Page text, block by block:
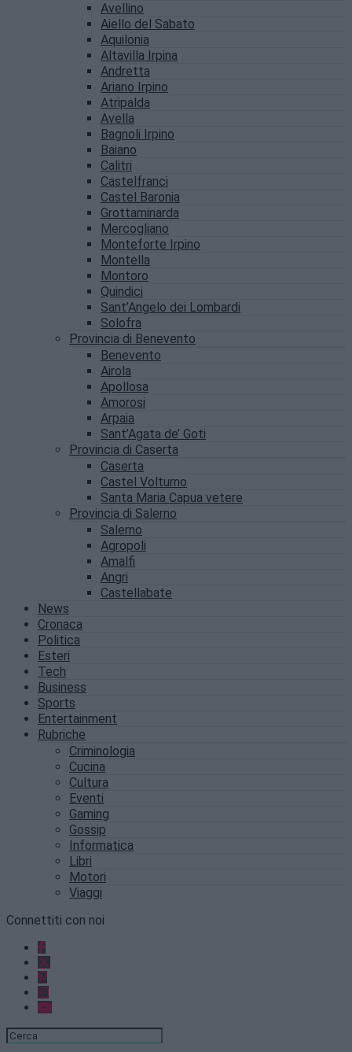
Avellino
Aiello del Sabato
Aquilonia
Altavilla Irpina
Andretta
Ariano Irpino
Atripalda
Avella
Bagnoli Irpino
Baiano
Calitri
Castelfranci
Castel Baronia
Grottaminarda
Mercogliano
Monteforte Irpino
Montella
Montoro
Quindici
Sant’Angelo dei Lombardi
Solofra
Provincia di Benevento
Benevento
Airola
Apollosa
Amorosi
Arpaia
Sant’Agata de’ Goti
Provincia di Caserta
Caserta
Castel Volturno
Santa Maria Capua vetere
Provincia di Salerno
Salerno
Agropoli
Amalfi
Angri
Castellabate
News
Cronaca
Politica
Esteri
Tech
Business
Sports
Entertainment
Rubriche
Criminologia
Cucina
Cultura
Eventi
Gaming
Gossip
Informatica
Libri
Motori
Viaggi
Connettiti con noi